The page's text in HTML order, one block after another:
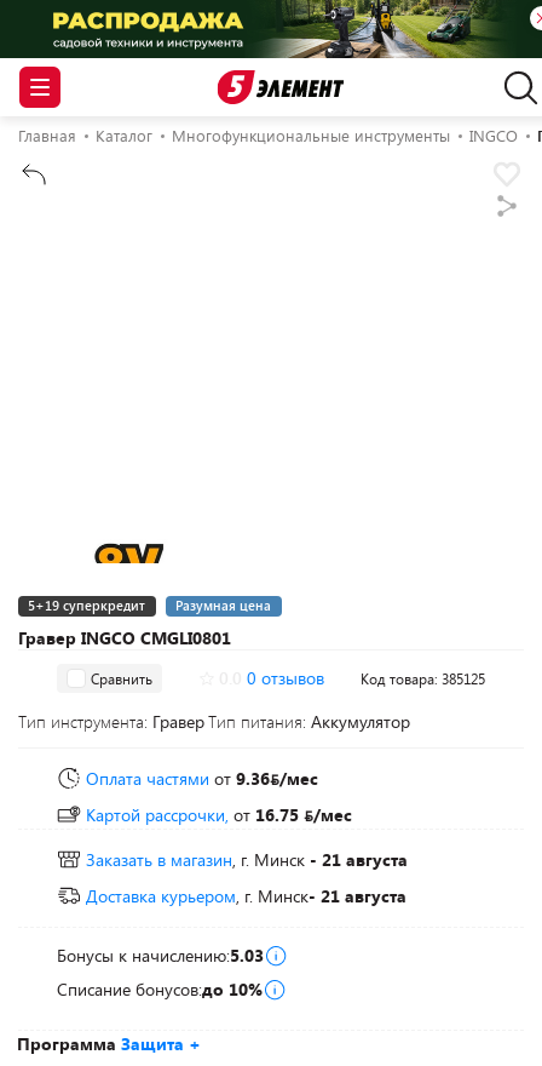
Главная Каталог Многофункциональные инструменты INGCO
Гравер INGCO CMGLI0801
5+19 суперкредит Разумная цена
Программа Защита +
Сравнить 0 отзывов Код товара: 385125
Тип инструмента: ГраверТип питания: Аккумулятор
Оплата частями от 9.36 /мес
Картой рассрочки, от 16.75
/мес
Заказать в магазин, г. Минск - 21 августа
Доставка курьером, г. Минск- 21 августа
Бонусы к начислению:5.03
Списание бонусов:до 10%